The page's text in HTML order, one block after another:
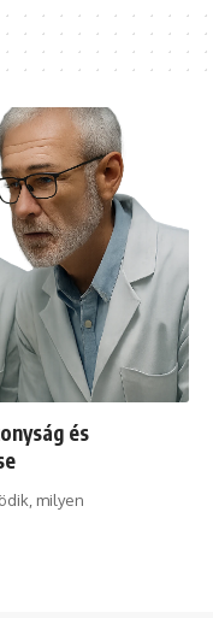
és
milyen